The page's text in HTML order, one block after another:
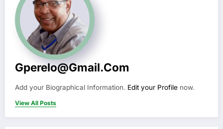
Gperelo@gmail.com
Add your Biographical Information. Edit your Profile now.
View All Posts